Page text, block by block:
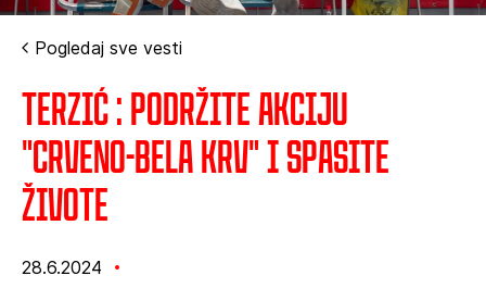
Pogledaj sve vesti
Terzić : Podržite akciju
"Crveno-bela krv" i spasite
živote
28.6.2024